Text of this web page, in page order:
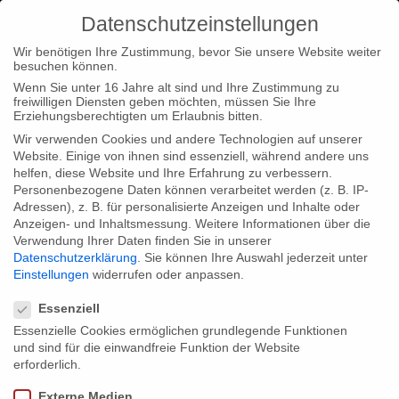
Home Type|News
“Iceland’s Artists and Sagas” available at
Amazon
“Iceland’s Artists and Sagas” available
at Amazon
A nice Christmas present idea from our company: The DVD
“Iceland’s Artists and Sagas” is now available at Amazon.
Datenschutzeinstellungen
Wir benötigen Ihre Zustimmung, bevor Sie unsere Website weiter
besuchen können.
Wenn Sie unter 16 Jahre alt sind und Ihre Zustimmung zu
freiwilligen Diensten geben möchten, müssen Sie Ihre
Erziehungsberechtigten um Erlaubnis bitten.
Wir verwenden Cookies und andere Technologien auf unserer
Website. Einige von ihnen sind essenziell, während andere uns
helfen, diese Website und Ihre Erfahrung zu verbessern.
Personenbezogene Daten können verarbeitet werden (z. B. IP-
Adressen), z. B. für personalisierte Anzeigen und Inhalte oder
Anzeigen- und Inhaltsmessung. Weitere Informationen über die
Verwendung Ihrer Daten finden Sie in unserer
Datenschutzerklärung
Sie können Ihre Auswahl jederzeit unter
Einstellungen widerrufen oder anpassen.
Essenziell
Essenzielle Cookies ermöglichen grundlegende Funktionen
und sind für die einwandfreie Funktion der Website
erforderlich.